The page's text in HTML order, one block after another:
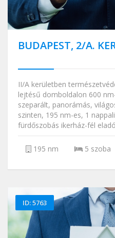
BUDAPEST, 2/A.
II/A kerületben
lejtésű domboldalon 600
szeparált, panorámás,
szinten, 195 nm-es, 1
fürdőszobás ikerház-fél
195 nm 5 szoba
ID: 5763